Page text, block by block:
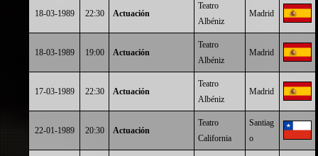
18-03-1989 22:30 Actuación
Teatro
Albéniz
Madrid
18-03-1989 19:00 Actuación
Teatro
Albéniz
Madrid
17-03-1989 22:30 Actuación
Teatro
Albéniz
Madrid
22-01-1989 20:30 Actuación
Teatro
California
Santiag
o